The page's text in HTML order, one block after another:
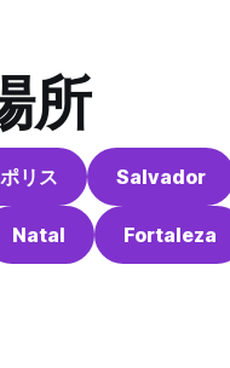
所
リス Salvador
Natal Fortaleza